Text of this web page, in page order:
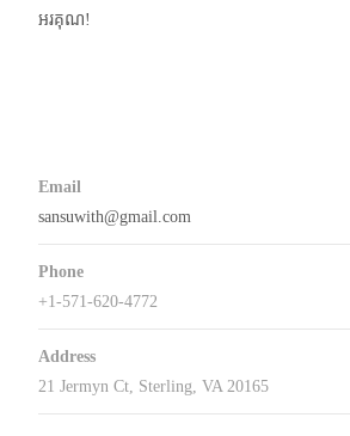
អរគុណ!
Email
sansuwith@gmail.com
Phone
+1-571-620-4772
Address
21 Jermyn Ct, Sterling, VA 20165